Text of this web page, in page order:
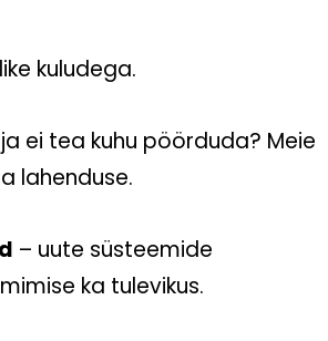
kuludega.
ei tea kuhu pöörduda? Meie
lahenduse.
– uute süsteemide
ka tulevikus.